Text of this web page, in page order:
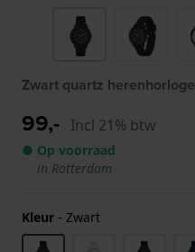
Zwart quartz herenhorloge
99,- Incl 21% btw
● Op voorraad
in Rotterdam
Kleur - Zwart